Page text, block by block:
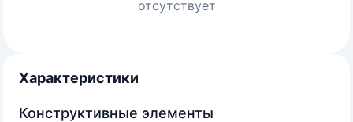
отсутствует
Характеристики
Конструктивные элементы